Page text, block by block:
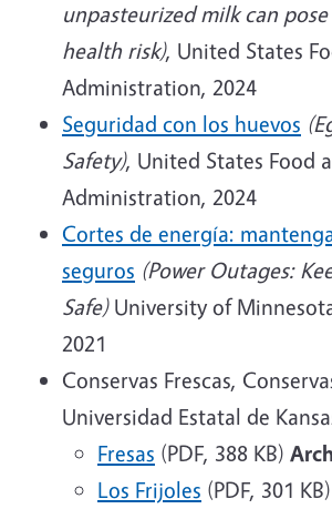
unpasteurized milk can
health risk), United States
Administration, 2024
Seguridad con los huevos
Safety), United States Food
Administration, 2024
Cortes de energía:
seguros (Power Outages:
Safe) University of
2021
Conservas Frescas,
Universidad Estatal de
Fresas (PDF, 388 KB)
Los Frijoles (PDF, 301 KB)